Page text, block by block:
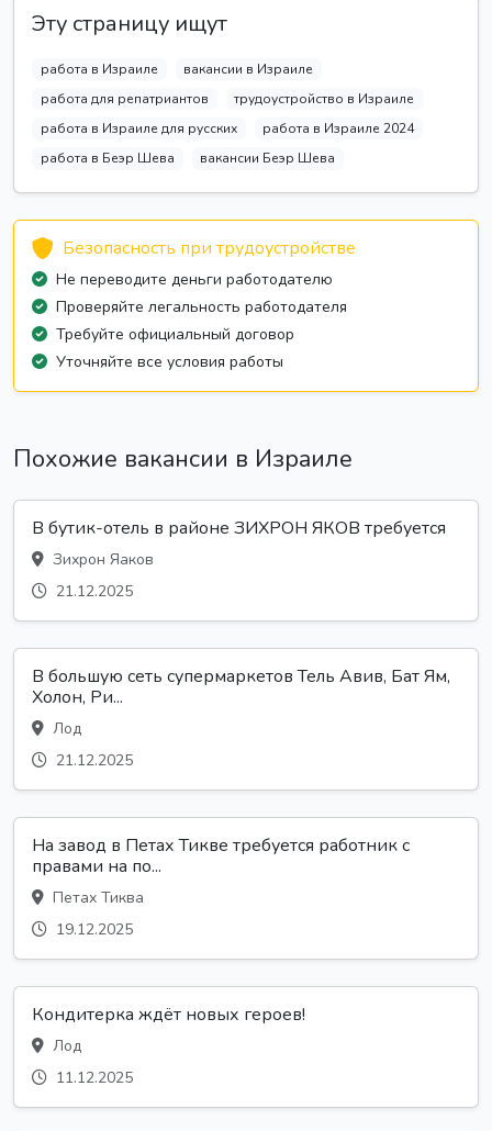
Эту страницу ищут
работа в Израиле
вакансии в Израиле
работа для репатриантов
трудоустройство в Израиле
работа в Израиле для русских
работа в Израиле 2024
работа в Беэр Шева
вакансии Беэр Шева
Безопасность при трудоустройстве
Не переводите деньги работодателю
Проверяйте легальность работодателя
Требуйте официальный договор
Уточняйте все условия работы
Похожие вакансии в Израиле
В бутик-отель в районе ЗИХРОН ЯКОВ требуется
Зихрон Яаков
21.12.2025
В большую сеть супермаркетов Тель Авив, Бат Ям,
Холон, Ри...
Лод
21.12.2025
На завод в Петах Тикве требуется работник с
правами на по...
Петах Тиква
19.12.2025
Кондитерка ждёт новых героев!
Лод
11.12.2025